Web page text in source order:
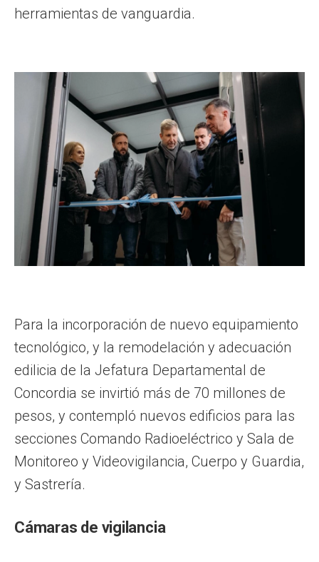
herramientas de vanguardia.
Para la incorporación de nuevo equipamiento
tecnológico, y la remodelación y adecuación
edilicia de la Jefatura Departamental de
Concordia se invirtió más de 70 millones de
pesos, y contempló nuevos edificios para las
secciones Comando Radioeléctrico y Sala de
Monitoreo y Videovigilancia, Cuerpo y Guardia,
y Sastrería.
Cámaras de vigilancia